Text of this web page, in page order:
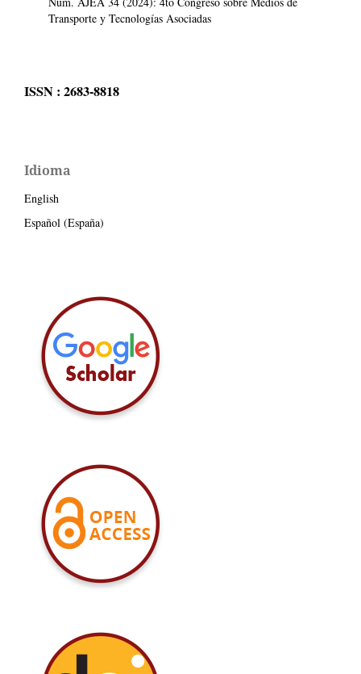
Transporte y Tecnologías Asociadas
ISSN : 2683-8818
Idioma
English
Español (España)